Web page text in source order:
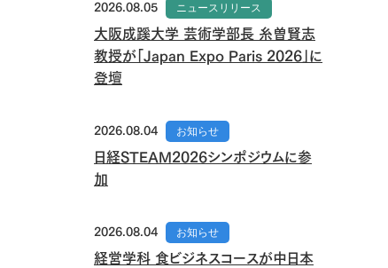
2026.08.05 ニュースリリース
大阪成蹊大学 芸術学部長 糸曽賢志
教授が「Japan Expo Paris 2026」に
登壇
2026.08.04 お知らせ
日経STEAM2026シンポジウムに参
加
2026.08.04 お知らせ
経営学科 食ビジネスコースが中日本